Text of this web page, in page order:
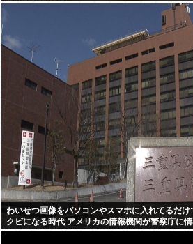
わいせつ画像をパソコンやスマホに入れてるだけ
クビになる時代 アメリカの情報機関が警察庁に